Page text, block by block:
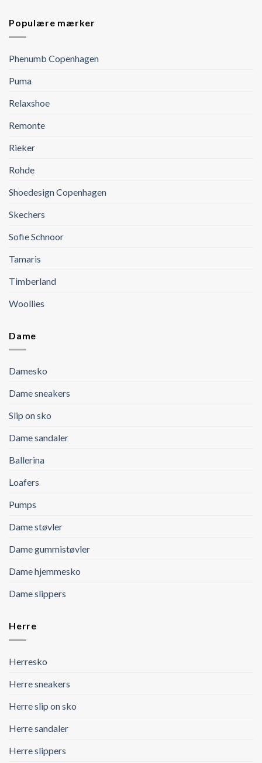
Populære mærker
Phenumb Copenhagen
Puma
Relaxshoe
Remonte
Rieker
Rohde
Shoedesign Copenhagen
Skechers
Sofie Schnoor
Tamaris
Timberland
Woollies
Dame
Damesko
Dame sneakers
Slip on sko
Dame sandaler
Ballerina
Loafers
Pumps
Dame støvler
Dame gummistøvler
Dame hjemmesko
Dame slippers
Herre
Herresko
Herre sneakers
Herre slip on sko
Herre sandaler
Herre slippers